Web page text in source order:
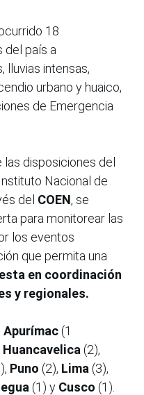
18
del país a
lluvias intensas,
urbano y huaico,
de Emergencia
disposiciones del
Nacional de
del COEN, se
para monitorear las
los eventos
que permita una
en coordinación
y regionales.
Apurímac (1
Huancavelica (2),
Puno (2), Lima (3),
(1) y Cusco (1).